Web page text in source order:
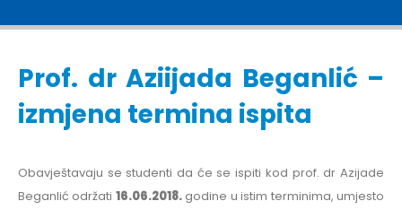
Prof. dr Aziijada Beganlić –
izmjena termina ispita
Obavještavaju se studenti da će se ispiti kod prof. dr Azijade
Beganlić održati 16.06.2018.godine u istim terminima, umjesto